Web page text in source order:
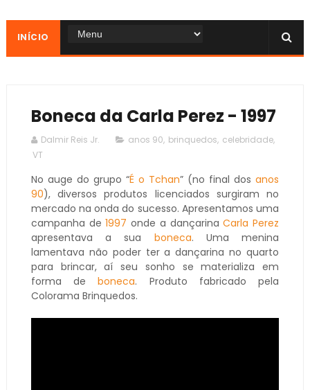
INÍCIO
Boneca da Carla Perez - 1997
Dalmir Reis Jr. anos 90, brinquedos, celebridade,
VT
No auge do grupo “É o Tchan” (no final dosanos
90), diversos produtos licenciados surgiram no
mercado na onda do sucesso. Apresentamos uma
campanha de1997 onde a dançarinaCarla Perez
apresentava a sua boneca. Uma menina
lamentava não poder ter a dançarina no quarto
para brincar, aí seu sonho se materializa em
forma deboneca. Produto fabricado pela
Colorama Brinquedos.